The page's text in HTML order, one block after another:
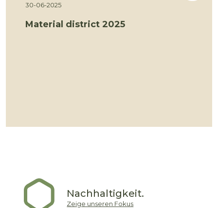
30-06-2025
Material district 2025
Nachhaltigkeit.
Zeige unseren Fokus